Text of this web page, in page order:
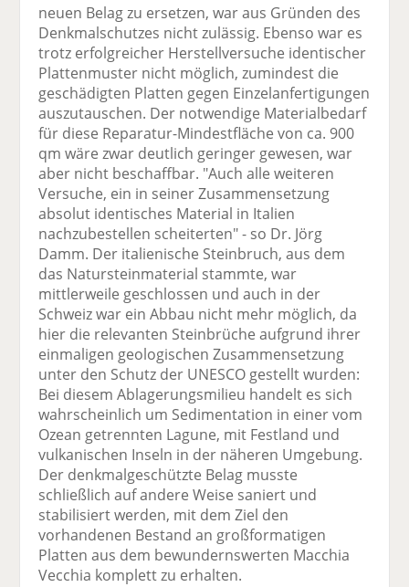
neuen Belag zu ersetzen, war aus Gründen des
Denkmalschutzes nicht zulässig. Ebenso war es
trotz erfolgreicher Herstellversuche identischer
Plattenmuster nicht möglich, zumindest die
geschädigten Platten gegen Einzelanfertigungen
auszutauschen. Der notwendige Materialbedarf
für diese Reparatur-Mindestfläche von ca. 900
qm wäre zwar deutlich geringer gewesen, war
aber nicht beschaffbar. "Auch alle weiteren
Versuche, ein in seiner Zusammensetzung
absolut identisches Material in Italien
nachzubestellen scheiterten" - so Dr. Jörg
Damm. Der italienische Steinbruch, aus dem
das Natursteinmaterial stammte, war
mittlerweile geschlossen und auch in der
Schweiz war ein Abbau nicht mehr möglich, da
hier die relevanten Steinbrüche aufgrund ihrer
einmaligen geologischen Zusammensetzung
unter den Schutz der UNESCO gestellt wurden:
Bei diesem Ablagerungsmilieu handelt es sich
wahrscheinlich um Sedimentation in einer vom
Ozean getrennten Lagune, mit Festland und
vulkanischen Inseln in der näheren Umgebung.
Der denkmalgeschützte Belag musste
schließlich auf andere Weise saniert und
stabilisiert werden, mit dem Ziel den
vorhandenen Bestand an großformatigen
Platten aus dem bewundernswerten Macchia
Vecchia komplett zu erhalten.